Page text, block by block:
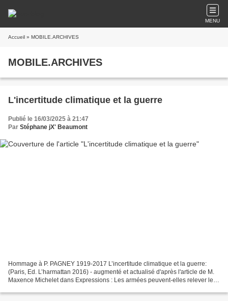
MENU
Accueil » MOBILE.ARCHIVES
MOBILE.ARCHIVES
L'incertitude climatique et la guerre
Publié le 16/03/2025 à 21:47
Par Stéphane jX' Beaumont
Hommage à P. PAGNEY 1919-2017 L’incertitude climatique et la guerre:
(Paris, Ed. L’harmattan 2016) - augmenté et actualisé d'après l'article de M.
Maxence Michelet dans Expressions : Les armées peuvent-elles relever le